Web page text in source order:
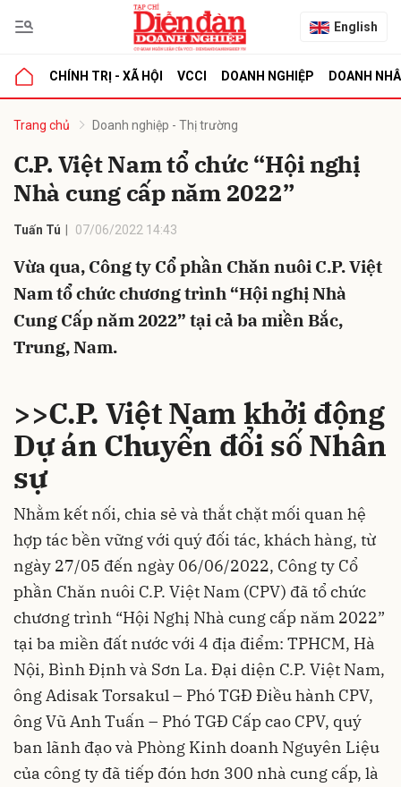
English
CHÍNH TRỊ - XÃ HỘI VCCI DOANH NGHIỆP DOANH
Trang chủ Doanh nghiệp - Thị trường
C.P. Việt Nam tổ chức “Hội nghị
Nhà cung cấp năm 2022”
Tuấn Tú 07/06/2022 14:43
Vừa qua, Công ty Cổ phần Chăn nuôi C.P. Việt
Nam tổ chức chương trình “Hội nghị Nhà
Cung Cấp năm 2022” tại cả ba miền Bắc,
Trung, Nam.
>>C.P. Việt Nam khởi động
Dự án Chuyển đổi số Nhân
sự
Nhằm kết nối, chia sẻ và thắt chặt mối quan hệ
hợp tác bền vững với quý đối tác, khách hàng, từ
ngày 27/05 đến ngày 06/06/2022, Công ty Cổ
phần Chăn nuôi C.P. Việt Nam (CPV) đã tổ chức
chương trình “Hội Nghị Nhà cung cấp năm 2022”
tại ba miền đất nước với 4 địa điểm: TPHCM, Hà
Nội, Bình Định và Sơn La. Đại diện C.P. Việt Nam,
ông Adisak Torsakul – Phó TGĐ Điều hành CPV,
ông Vũ Anh Tuấn – Phó TGĐ Cấp cao CPV, quý
ban lãnh đạo và Phòng Kinh doanh Nguyên Liệu
của công ty đã tiếp đón hơn 300 nhà cung cấp, là
luận
Hủy